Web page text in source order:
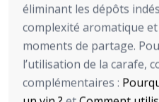
éliminant les dépôts
complexité aromatique
moments de partage.
l’utilisation de la carafe,
complémentaires :